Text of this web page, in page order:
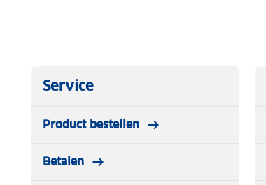
Service
Product bestellen
Betalen